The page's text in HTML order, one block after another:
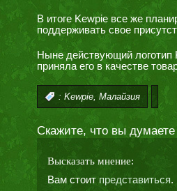
В итоге Kewpie все же
поддерживать свое
Ныне действующий логотип
приняла его в качестве
: Kewpie, Малайзия
Скажите, что вы
Высказать мнение:
Вам стоит представиться.